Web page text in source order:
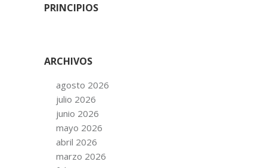
PRINCIPIOS
ARCHIVOS
agosto 2026
julio 2026
junio 2026
mayo 2026
abril 2026
marzo 2026